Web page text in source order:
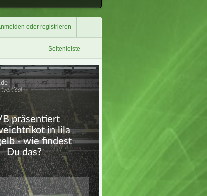
oder registrieren
Seitenleiste
Überspringen